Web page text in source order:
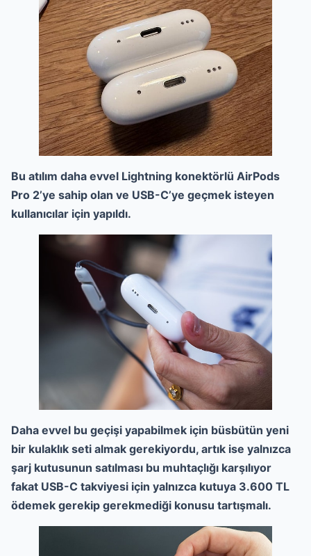
Bu atılım daha evvel Lightning konektörlü AirPods
Pro 2’ye sahip olan ve USB-C’ye geçmek isteyen
kullanıcılar için yapıldı.
Daha evvel bu geçişi yapabilmek için büsbütün yeni
bir kulaklık seti almak gerekiyordu, artık ise yalnızca
şarj kutusunun satılması bu muhtaçlığı karşılıyor
fakat USB-C takviyesi için yalnızca kutuya 3.600 TL
ödemek gerekip gerekmediği konusu tartışmalı.